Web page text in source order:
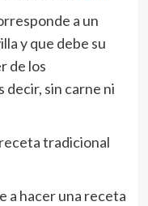
a un
y que debe su
de los
sin carne ni
tradicional
a hacer una receta